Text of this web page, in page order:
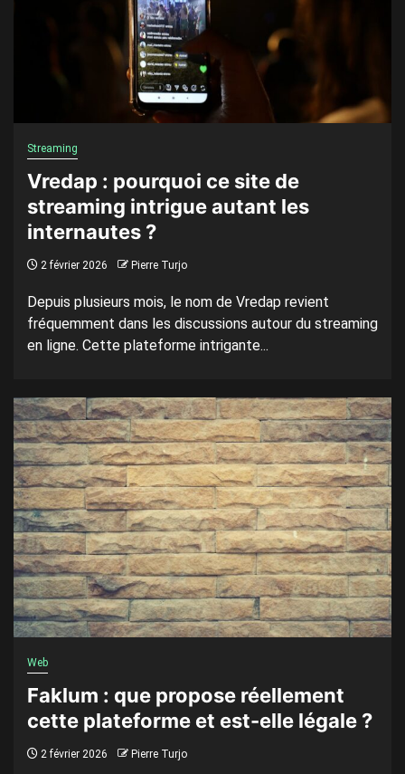
Streaming
Vredap : pourquoi ce site de
streaming intrigue autant les
internautes ?
2 février 2026 Pierre Turjo
Depuis plusieurs mois, le nom de Vredap revient
fréquemment dans les discussions autour du streaming
en ligne. Cette plateforme intrigante...
Web
Faklum : que propose réellement
cette plateforme et est-elle légale ?
2 février 2026 Pierre Turjo